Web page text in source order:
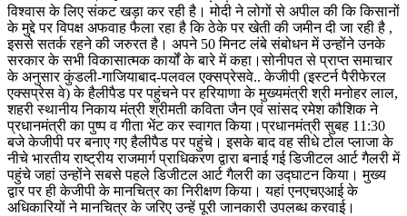
विश्वास के लिए संकट खड़ा कर रही है। मोदी ने लोगों से अपील की कि किसानों
के मुद्दे पर विपक्ष अफवाह फैला रहा है कि ठेके पर खेती की जमीन दी जा रही है ,
इससे सतर्क रहने की जरुरत है। अपने 50 मिनट लंबे संबोधन में उन्होंने उनके
सरकार के सभी विकासात्मक कार्यों के बारे में कहा।सोनीपत से प्राप्त समाचार
के अनुसार कुंडली-गाजियाबाद-पलवल एक्सप्रेसवे.. केजीपी (इस्टर्न पैरीफेरल
एक्सप्रेस वे) के हैलीपैड पर पहुंचने पर हरियाणा के मुख्यमंत्री श्री मनोहर लाल,
शहरी स्थानीय निकाय मंत्री श्रीमती कविता जैन एवं सांसद रमेश कौशिक ने
प्रधानमंत्री का पुष्प व गीता भेंट कर स्वागत किया।प्रधानमंत्री सुबह 11:30
बजे केजीपी पर बनाए गए हैलीपैड पर पहुंचे। इसके बाद वह सीधे टोल प्लाजा के
नीचे भारतीय राष्ट्रीय राजमार्ग प्राधिकरण द्वारा बनाई गई डिजीटल आर्ट गैलरी में
पहुंचे जहां उन्होंने सबसे पहले डिजीटल आर्ट गैलरी का उद्घाटन किया। मुख्य
द्वार पर ही केजीपी के मानचित्र का निरीक्षण किया। यहां एनएचएआई के
अधिकारियों ने मानचित्र के जरिए उन्हें पूरी जानकारी उपलब्ध करवाई।